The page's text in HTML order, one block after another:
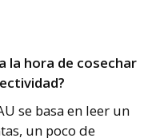
la hora de cosechar
se basa en leer un
un poco de